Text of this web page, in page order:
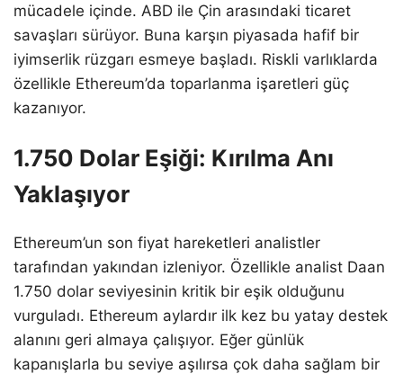
mücadele içinde. ABD ile Çin arasındaki ticaret
savaşları sürüyor. Buna karşın piyasada hafif bir
iyimserlik rüzgarı esmeye başladı. Riskli varlıklarda
özellikle Ethereum’da toparlanma işaretleri güç
kazanıyor.
1.750 Dolar Eşiği: Kırılma Anı
Yaklaşıyor
Ethereum’un son fiyat hareketleri analistler
tarafından yakından izleniyor. Özellikle analist Daan
1.750 dolar seviyesinin kritik bir eşik olduğunu
vurguladı. Ethereum aylardır ilk kez bu yatay destek
alanını geri almaya çalışıyor. Eğer günlük
kapanışlarla bu seviye aşılırsa çok daha sağlam bir